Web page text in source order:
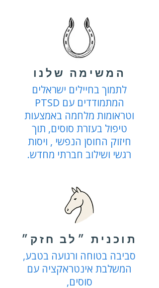
המשימה שלנו
לתמוך בחיילים ישראלים
המתמודדים עם PTSD
וטראומות מלחמה באמצעות
טיפול בעזרת סוסים, תוך
חיזוק החוסן הנפשי , ויסות
רגשי ושילוב חברתי מחדש.
תוכנית ״לב חזק״
סביבה בטוחה ורגועה בטבע,
המשלבת אינטראקציה עם
סוסים,